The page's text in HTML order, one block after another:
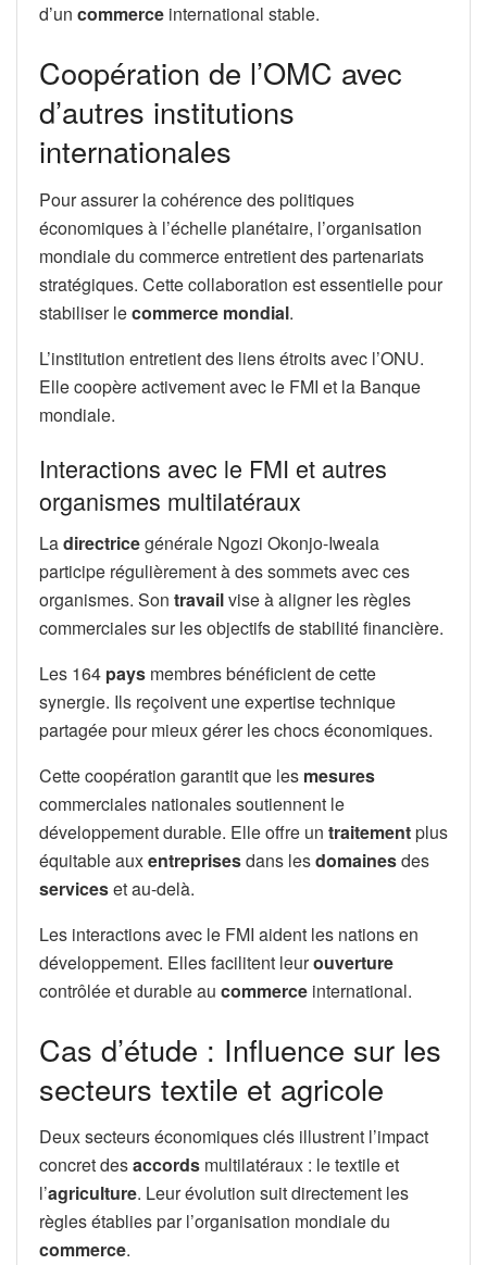
d’un commerce international stable.
Coopération de l’OMC avec
d’autres institutions
internationales
Pour assurer la cohérence des politiques
économiques à l’échelle planétaire, l’organisation
mondiale du commerce entretient des partenariats
stratégiques. Cette collaboration est essentielle pour
stabiliser lecommerce mondial.
L’institution entretient des liens étroits avec l’ONU.
Elle coopère activement avec le FMI et la Banque
mondiale.
Interactions avec le FMI et autres
organismes multilatéraux
Ladirectricegénérale Ngozi Okonjo-Iweala
participe régulièrement à des sommets avec ces
organismes. Son travailvise à aligner les règles
commerciales sur les objectifs de stabilité financière.
Les 164 pays membres bénéficient de cette
synergie. Ils reçoivent une expertise technique
partagée pour mieux gérer les chocs économiques.
Cette coopération garantit que les mesures
commerciales nationales soutiennent le
développement durable. Elle offre un traitementplus
équitable auxentreprisesdans lesdomainesdes
serviceset au-delà.
Les interactions avec le FMI aident les nations en
développement. Elles facilitent leurouverture
contrôlée et durable au commerce international.
Cas d’étude : Influence sur les
secteurs textile et agricole
Deux secteurs économiques clés illustrent l’impact
concret desaccords multilatéraux : le textile et
l’agriculture. Leur évolution suit directement les
règles établies par l’organisation mondiale du
commerce.